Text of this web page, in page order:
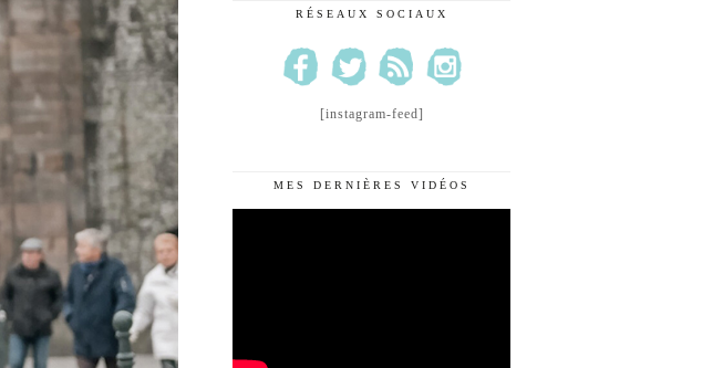
RÉSEAUX SOCIAUX
[instagram-feed]
MES DERNIÈRES VIDÉOS